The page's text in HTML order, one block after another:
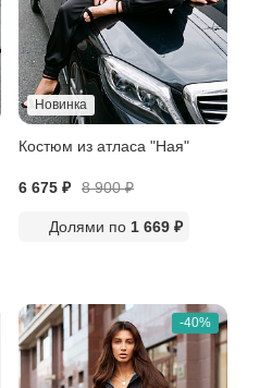
Новинка
Костюм из атласа "Ная"
6 675 ₽ 8 900₽
Долями по 1 669 ₽
-40%